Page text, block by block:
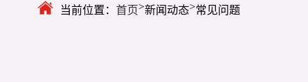
当前位置： 首页>新闻动态>常见问题